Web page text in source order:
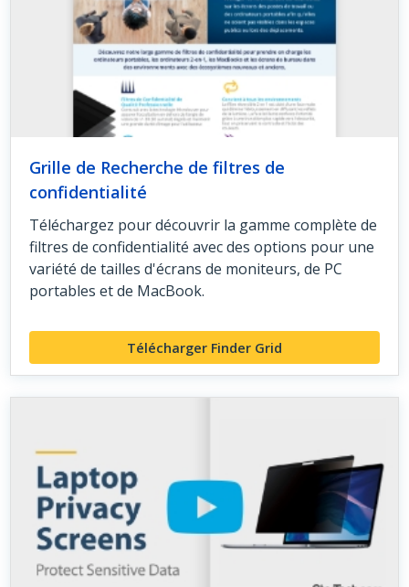
Grille de Recherche de filtres de
confidentialité
Téléchargez pour découvrir la gamme complète de
filtres de confidentialité avec des options pour une
variété de tailles d'écrans de moniteurs, de PC
portables et de MacBook.
Télécharger Finder Grid